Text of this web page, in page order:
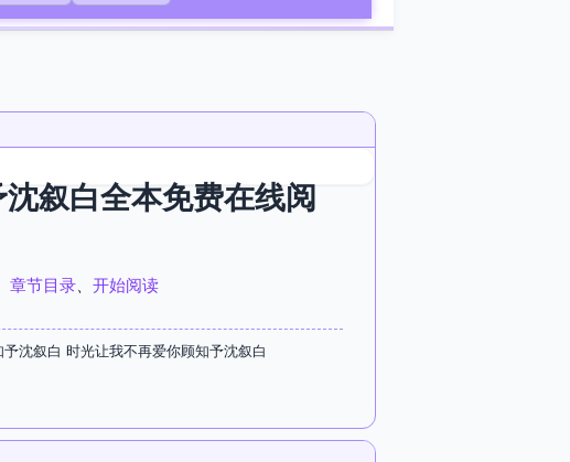
叙白全本免费在线阅
章节目录
开始阅读
沈叙白 时光让我不再爱你顾知予沈叙白